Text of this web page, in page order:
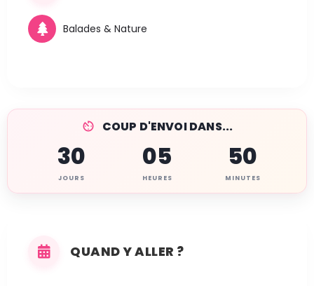
Balades & Nature
COUP D'ENVOI DANS...
30
JOURS
05
HEURES
50
MINUTES
QUAND Y ALLER ?